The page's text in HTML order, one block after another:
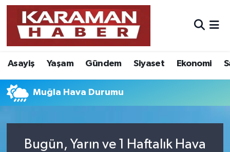
Asayiş Yaşam Gündem Siyaset Ekonomi
Muğla Hava Durumu
Bugün, Yarın ve 1 Haftalık Hava
Asayiş
Bilim - Teknoloji
Eğitim
Foto Galeri
Nöbetçi Eczaneler
Hava Durumu
Karaman Namaz Vakitleri
Süper Lig Puan Durumu ve Fikstür